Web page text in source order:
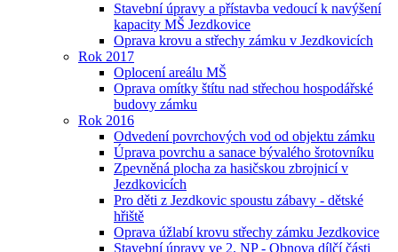
Stavební úpravy a přístavba vedoucí k navýšení
kapacity MŠ Jezdkovice
Oprava krovu a střechy zámku v Jezdkovicích
Rok 2017
Oplocení areálu MŠ
Oprava omítky štítu nad střechou hospodářské
budovy zámku
Rok 2016
Odvedení povrchových vod od objektu zámku
Úprava povrchu a sanace bývalého šrotovníku
Zpevněná plocha za hasičskou zbrojnicí v
Jezdkovicích
Pro děti z Jezdkovic spoustu zábavy - dětské
hřiště
Oprava úžlabí krovu střechy zámku Jezdkovice
Stavební úpravy ve 2. NP - Obnova dílčí části